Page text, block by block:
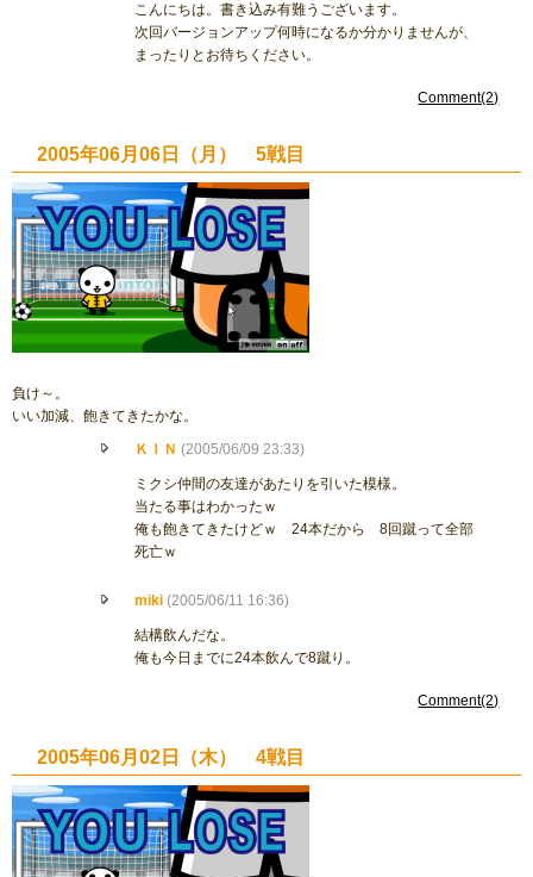
こんにちは。書き込み有難うございます。
次回バージョンアップ何時になるか分かりませんが、
まったりとお待ちください。
Comment(2)
2005年06月06日（月） 5戦目
負け～。
いい加減、飽きてきたかな。
ＫＩＮ (2005/06/09 23:33)
ミクシ仲間の友達があたりを引いた模様。
当たる事はわかったｗ
俺も飽きてきたけどｗ 24本だから 8回蹴って全部
死亡ｗ
miki (2005/06/11 16:36)
結構飲んだな。
俺も今日までに24本飲んで8蹴り。
Comment(2)
2005年06月02日（木） 4戦目